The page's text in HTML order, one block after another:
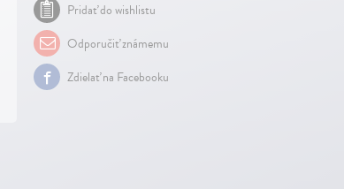
Pridať do wishlistu
Odporučiť známemu
Zdielať na Facebooku